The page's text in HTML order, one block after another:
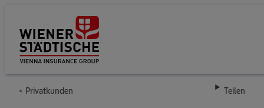
Privatkunden Teilen